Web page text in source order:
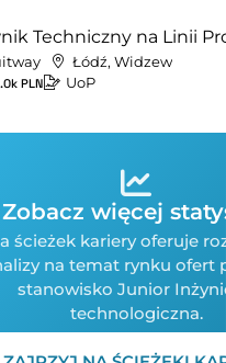
Techniczny na Linii
Łódź, Widzew
PLN UoP
Zobacz więcej
ścieżek kariery oferuje
na temat rynku ofert
stanowisko Junior
technologiczna.